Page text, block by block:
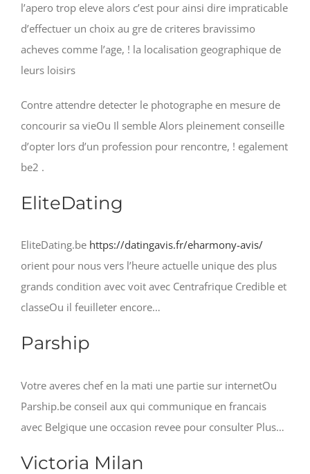
l’apero trop eleve alors c’est pour ainsi dire impraticable
d’effectuer un choix au gre de criteres bravissimo
acheves comme l’age, ! la localisation geographique de
leurs loisirs
Contre attendre detecter le photographe en mesure de
concourir sa vieOu Il semble Alors pleinement conseille
d’opter lors d’un profession pour rencontre, ! egalement
be2 .
EliteDating
EliteDating.be https://datingavis.fr/eharmony-avis/
orient pour nous vers l’heure actuelle unique des plus
grands condition avec voit avec Centrafrique Credible et
classeOu il feuilleter encore…
Parship
Votre averes chef en la mati une partie sur internetOu
Parship.be conseil aux qui communique en francais
avec Belgique une occasion revee pour consulter Plus…
Victoria Milan